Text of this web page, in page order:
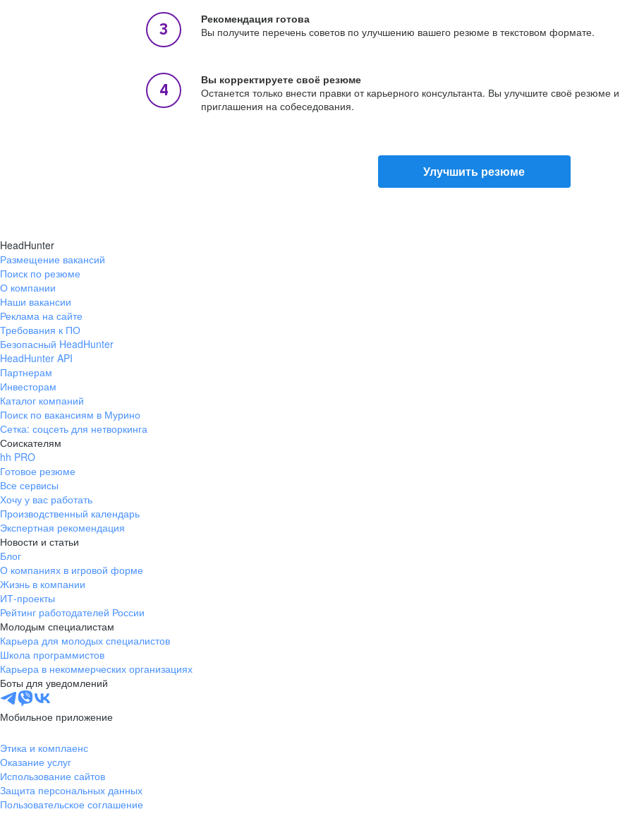
Рекомендация готова
Вы получите перечень советов по улучшению вашего резюме в текстовом формате.
Вы корректируете своё резюме
Останется только внести правки от карьерного консультанта. Вы улучшите своё резюме
приглашения на собеседования.
Улучшить резюме
HeadHunter
Размещение вакансий
Поиск по резюме
О компании
Наши вакансии
Реклама на сайте
Требования к ПО
Безопасный HeadHunter
HeadHunter API
Партнерам
Инвесторам
Каталог компаний
Поиск по вакансиям в Мурино
Сетка: соцсеть для нетворкинга
Соискателям
hh PRO
Готовое резюме
Все сервисы
Хочу у вас работать
Производственный календарь
Экспертная рекомендация
Новости и статьи
Блог
О компаниях в игровой форме
Жизнь в компании
ИТ-проекты
Рейтинг работодателей России
Молодым специалистам
Карьера для молодых специалистов
Школа программистов
Карьера в некоммерческих организациях
Боты для уведомлений
Мобильное приложение
Этика и комплаенс
Оказание услуг
Использование сайтов
Защита персональных данных
Пользовательское соглашение